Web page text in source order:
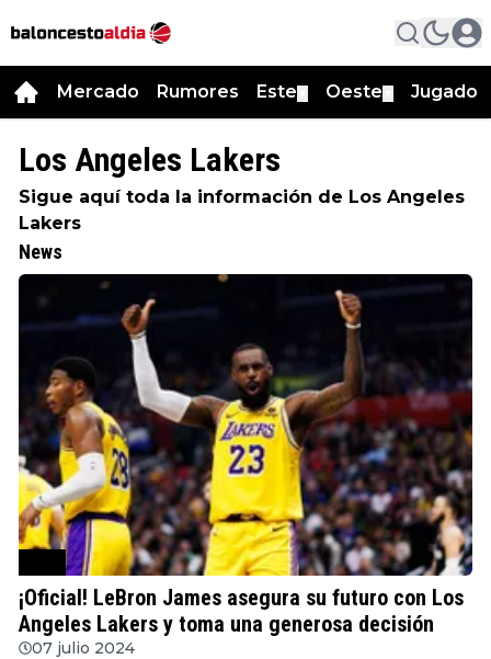
Mercado Rumores Este Oeste
Los Angeles Lakers
Sigue aquí toda la información de Los Angeles
Lakers
News
¡Oficial! LeBron James asegura su futuro con Los
Angeles Lakers y toma una generosa decisión
07 julio 2024